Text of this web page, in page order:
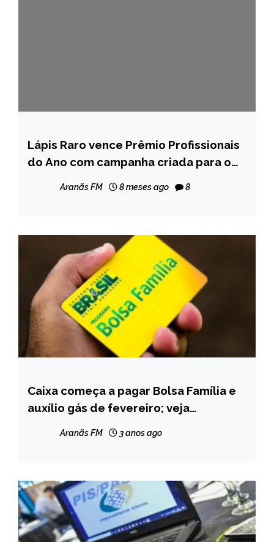
MINAS
GERAIS
NOTÍCIAS
Lápis Raro vence Prêmio Profissionais
do Ano com campanha criada para o
Aranãs FM 8 meses ago 8
BRASIL
NOTÍCIAS
Caixa começa a pagar Bolsa Família e
auxílio gás de fevereiro; veja
Aranãs FM 3 anos ago